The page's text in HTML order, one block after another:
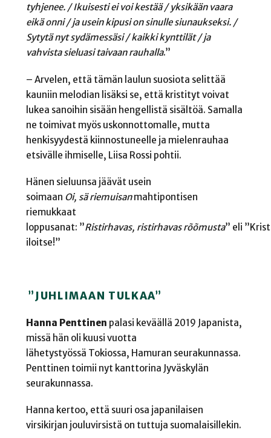
tyhjenee. / Ikuisesti ei voi kestää / yksikään vaara
eikä onni / ja usein kipusi on sinulle siunaukseksi. /
Sytytä nyt sydämessäsi / kaikki kynttilät / ja
vahvista sieluasi taivaan rauhalla.”
– Arvelen, että tämän laulun suosiota selittää
kauniin melodian lisäksi se, että kristityt voivat
lukea sanoihin sisään hengellistä sisältöä. Samalla
ne toimivat myös uskonnottomalle, mutta
henkisyydestä kiinnostuneelle ja mielenrauhaa
etsivälle ihmiselle, Liisa Rossi pohtii.
Hänen sieluunsa jäävät usein
soimaan Oi, sä riemuisanmahtipontisen
riemukkaat
loppusanat: ”Ristirhavas, ristirhavas rõõmusta” eli ”
iloitse!”
”JUHLIMAAN TULKAA”
Hanna Penttinen palasi keväällä 2019 Japanista,
missä hän oli kuusi vuotta
lähetystyössä Tokiossa, Hamuran seurakunnassa.
Penttinen toimii nyt kanttorina Jyväskylän
seurakunnassa.
Hanna kertoo, että suuri osa japanilaisen
virsikirjan jouluvirsistä on tuttuja suomalaisillekin.